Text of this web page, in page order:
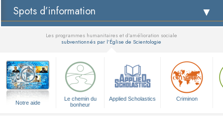
Spots d’information
Les programmes humanitaires et d’amélioration sociale
subventionnés par l’Église de Scientologie
Notre aide
Le chemin du
bonheur
Applied Scholastics Criminon